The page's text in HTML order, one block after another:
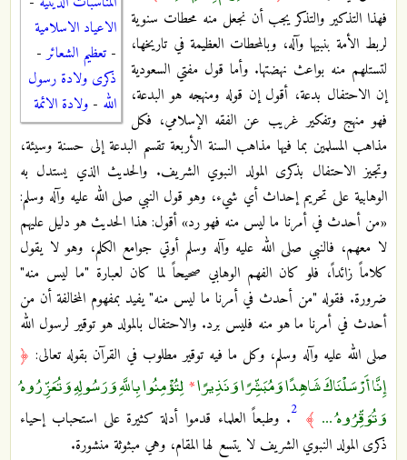
الاعياد الاسلامية
- تعظيم الشعائر-
ذكرى ولادة رسول
الله - ولادة الائمة
فهذا التذكير والتذكر يجب أن نجعل منه محطات سنوية
لربط الأمة بنبيها وآله، وبالمحطات العظيمة في تاريخها،
لتستلهم منه بواعث نهضتها. وأما قول مفتي السعودية
إن الاحتفال بدعة، أقول إن قوله ومنهجه هو البدعة،
فهو منهج وتفكير غريب عن الفقه الإسلامي، فكل
مذاهب المسلمين بما فيها مذاهب السنة الأربعة تقسم البدعة إلى حسنة وسيئة،
وتجيز الاحتفال بذكرى المولد النبوي الشريف. والحديث الذي يستدل به
الوهابية على تحريم إحداث أي شيء، وهو قول النبي صلى الله عليه وآله وسلم:
«من أحدث في أمرنا ما ليس منه فهو رد» أقول: هذا الحديث هو دليل عليهم
لا معهم، فالنبي صلى الله عليه وآله وسلم أوتي جوامع الكلم، وهو لا يقول
كلاماً زائداً، فلو كان الفهم الوهابي صحيحاً لما كان لعبارة "ما ليس منه"
ضرورة. فقوله "من أحدث في أمرنا ما ليس منه" يفيد بمفهوم المخالفة أن من
أحدث في أمرنا ما هو منه فليس برد. والاحتفال بالمولد هو توقير لرسول الله
صلى الله عليه وآله وسلم، وكل ما فيه توقير مطلوب في القرآن بقوله تعالى: ﴿
إِنَّا أَرْسَلْنَاكَ شَاهِدًا وَمُبَشِّرًا وَنَذِيرًا*لِتُؤْمِنُوا بِاللَّهِ وَرَسُولِهِ وَتُعَزِّرُوهُ
وَتُوَقِّرُوهُ ... ﴾ 2. وطبعاً العلماء قدموا أدلة كثيرة على استحباب إحياء
ذكرى المولد النبوي الشريف لا يتسع لها المقام، وهي مبثوثة منشورة.